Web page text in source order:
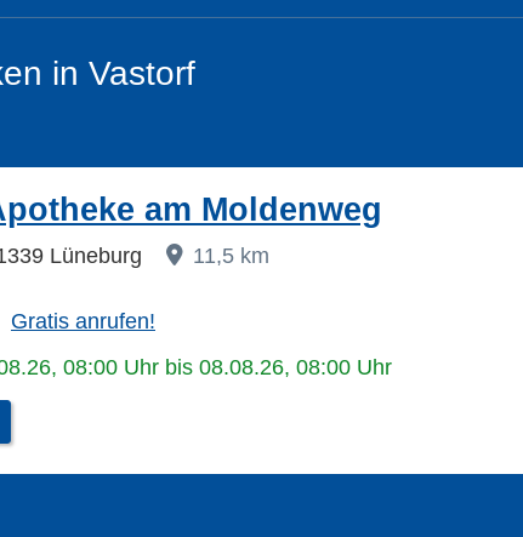
in Vastorf
am Moldenweg
Lüneburg
11,5 km
Gratis anrufen!
08:00 Uhr bis 08.08.26, 08:00 Uhr